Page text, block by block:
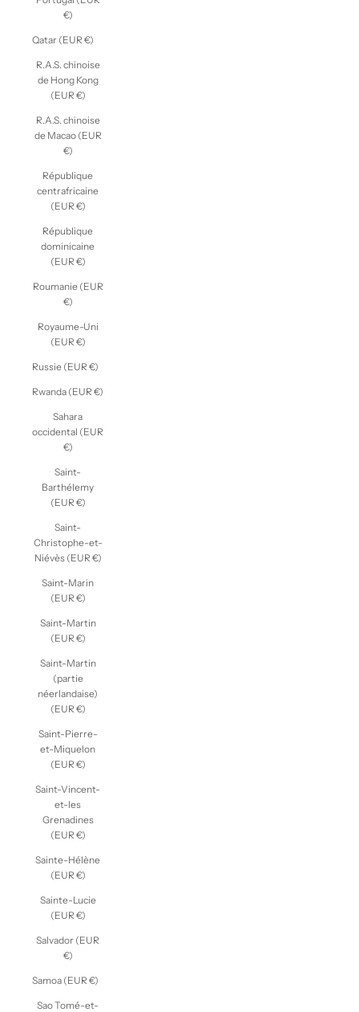
€)
Qatar (EUR €)
R.A.S. chinoise
de Hong Kong
(EUR €)
R.A.S. chinoise
de Macao (EUR
€)
République
centrafricaine
(EUR €)
République
dominicaine
(EUR €)
Roumanie (EUR
€)
Royaume-Uni
(EUR €)
Russie (EUR €)
Rwanda (EUR €)
Sahara
occidental (EUR
€)
Saint-
Barthélemy
(EUR €)
Saint-
Christophe-et-
Niévès (EUR €)
Saint-Marin
(EUR €)
Saint-Martin
(EUR €)
Saint-Martin
(partie
néerlandaise)
(EUR €)
Saint-Pierre-
et-Miquelon
(EUR €)
Saint-Vincent-
et-les
Grenadines
(EUR €)
Sainte-Hélène
(EUR €)
Sainte-Lucie
(EUR €)
Salvador (EUR
€)
Samoa (EUR €)
Sao Tomé-et-